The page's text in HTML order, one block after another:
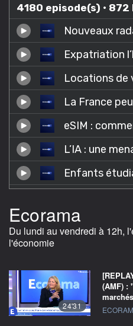
Ecorama
Du lundi au vendredi à 12h,
l'économie
24'31
(AMF) :